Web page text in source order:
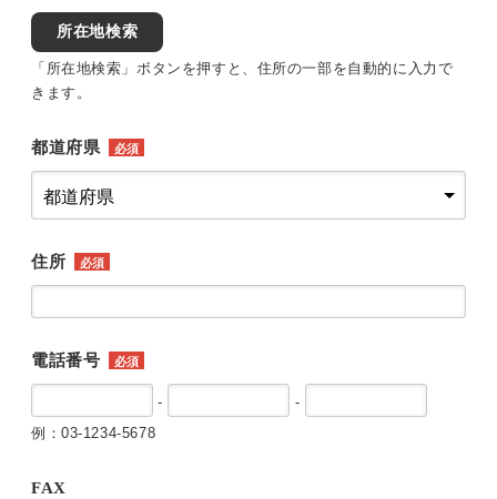
所在地検索
「所在地検索」ボタンを押すと、住所の一部を自動的に入力で
きます。
都道府県 必須
住所 必須
電話番号 必須
-
-
例：03-1234-5678
FAX